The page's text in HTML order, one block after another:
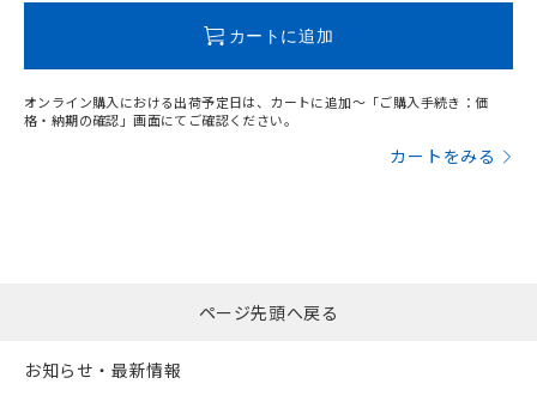
カートに追加
オンライン購入における出荷予定日は、カートに追加～「ご購入手続き：価
格・納期の確認」画面にてご確認ください。
カートをみる
ページ先頭へ戻る
お知らせ・最新情報